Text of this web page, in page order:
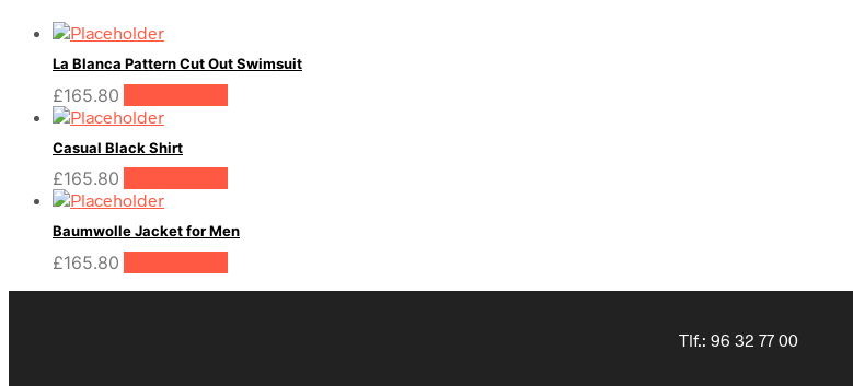
La Blanca Pattern Cut Out Swimsuit
£165.80
Casual Black Shirt
£165.80
Baumwolle Jacket for Men
£165.80
Tlf.: 96 32 77 00